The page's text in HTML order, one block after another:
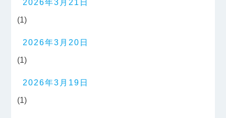
2026年3月21日
(1)
2026年3月20日
(1)
2026年3月19日
(1)